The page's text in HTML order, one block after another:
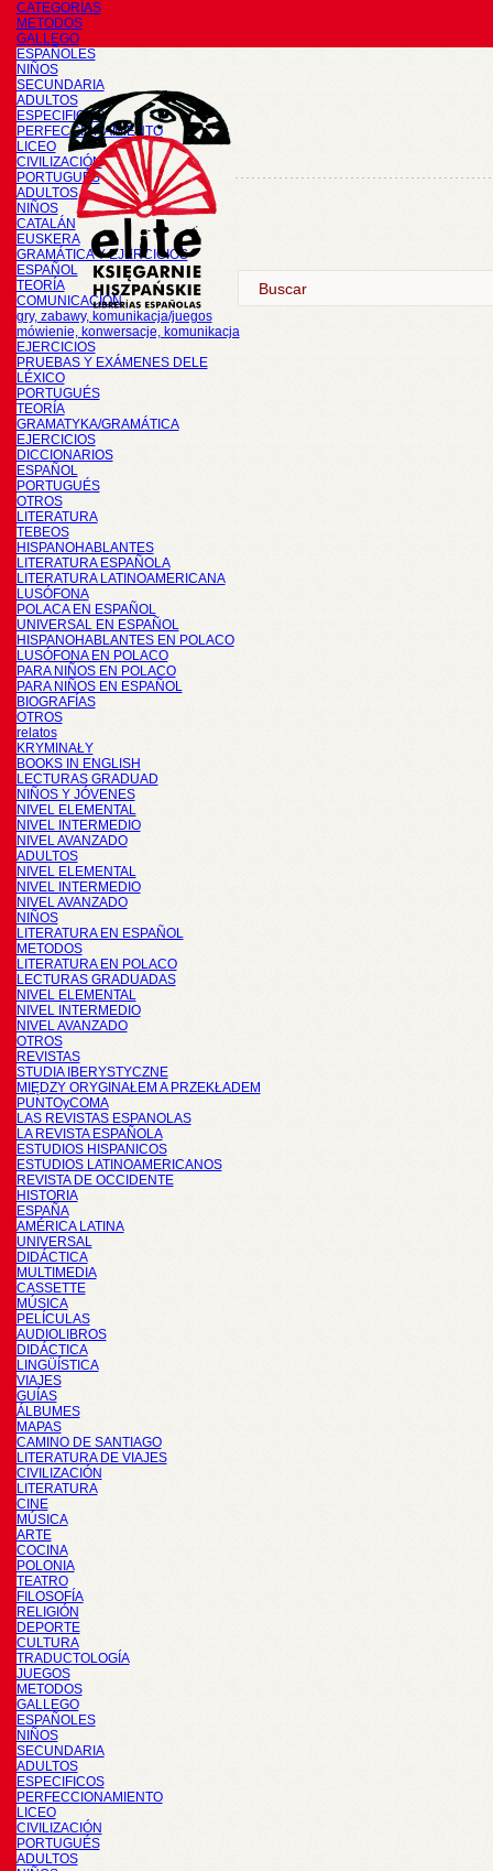
CATEGORÍAS
METODOS
GALLEGO
ESPAÑOLES
NIÑOS
SECUNDARIA
ADULTOS
ESPECIFICOS
PERFECCIONAMIENTO
LICEO
CIVILIZACIÓN
PORTUGUÉS
ADULTOS
NIÑOS
CATALÁN
EUSKERA
GRAMÁTICA Y EJERCICIOS
ESPAÑOL
TEORÍA
COMUNICACIÓN
gry, zabawy, komunikacja/juegos
mówienie, konwersacje, komunikacja
EJERCICIOS
PRUEBAS Y EXÁMENES DELE
LÉXICO
PORTUGUÉS
TEORÍA
GRAMATYKA/GRAMÁTICA
EJERCICIOS
DICCIONARIOS
ESPAÑOL
PORTUGUÉS
OTROS
LITERATURA
TEBEOS
HISPANOHABLANTES
LITERATURA ESPAÑOLA
LITERATURA LATINOAMERICANA
LUSÓFONA
POLACA EN ESPAÑOL
UNIVERSAL EN ESPAÑOL
HISPANOHABLANTES EN POLACO
LUSÓFONA EN POLACO
PARA NIÑOS EN POLACO
PARA NIÑOS EN ESPAÑOL
BIOGRAFÍAS
OTROS
relatos
KRYMINAŁY
BOOKS IN ENGLISH
LECTURAS GRADUAD
NIÑOS Y JÓVENES
NIVEL ELEMENTAL
NIVEL INTERMEDIO
NIVEL AVANZADO
ADULTOS
NIVEL ELEMENTAL
NIVEL INTERMEDIO
NIVEL AVANZADO
NIÑOS
LITERATURA EN ESPAÑOL
METODOS
LITERATURA EN POLACO
LECTURAS GRADUADAS
NIVEL ELEMENTAL
NIVEL INTERMEDIO
NIVEL AVANZADO
OTROS
REVISTAS
STUDIA IBERYSTYCZNE
MIĘDZY ORYGINAŁEM A PRZEKŁADEM
PUNTOyCOMA
LAS REVISTAS ESPANOLAS
LA REVISTA ESPAÑOLA
ESTUDIOS HISPANICOS
ESTUDIOS LATINOAMERICANOS
REVISTA DE OCCIDENTE
HISTORIA
ESPAÑA
AMÉRICA LATINA
UNIVERSAL
DIDÁCTICA
MULTIMEDIA
CASSETTE
MÚSICA
PELÍCULAS
AUDIOLIBROS
DIDÁCTICA
LINGÜÍSTICA
VIAJES
GUÍAS
ÁLBUMES
MAPAS
CAMINO DE SANTIAGO
LITERATURA DE VIAJES
CIVILIZACIÓN
LITERATURA
CINE
MÚSICA
ARTE
COCINA
POLONIA
TEATRO
FILOSOFÍA
RELIGIÓN
DEPORTE
CULTURA
TRADUCTOLOGÍA
JUEGOS
METODOS
GALLEGO
ESPAÑOLES
NIÑOS
SECUNDARIA
ADULTOS
ESPECIFICOS
PERFECCIONAMIENTO
LICEO
CIVILIZACIÓN
PORTUGUÉS
ADULTOS